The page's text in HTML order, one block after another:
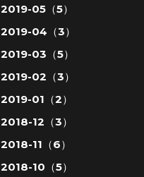
2019-05（5）
2019-04（3）
2019-03（5）
2019-02（3）
2019-01（2）
2018-12（3）
2018-11（6）
2018-10（5）